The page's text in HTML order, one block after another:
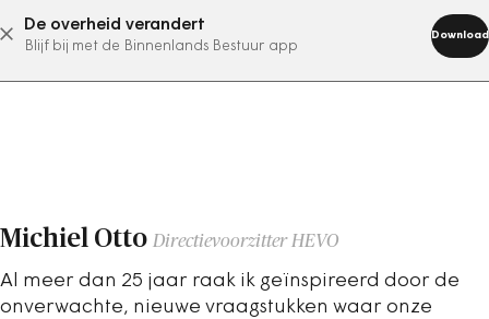
De overheid verandert
Blijf bij met de Binnenlands Bestuur app
Download
abonneer nu
Michiel Otto Directievoorzitter HEVO
Al meer dan 25 jaar raak ik geïnspireerd door de
onverwachte, nieuwe vraagstukken waar onze